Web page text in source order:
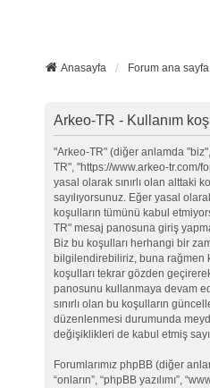
Anasayfa Forum ana sayfa
Arkeo-TR - Kullanım
"Arkeo-TR" (diğer anlamda
TR", "https://www.arkeo-tr.com/
yasal olarak sınırlı olan alttaki
sayılıyorsunuz. Eğer yasal
koşulların tümünü kabul
TR" mesaj panosuna giriş
Biz bu koşulları herhangi bir
bilgilendirebiliriz, buna rağmen
koşulları tekrar gözden
panosunu kullanmaya devam
sınırlı olan bu koşulların
düzenlenmesi durumunda
değişiklikleri de kabul etmiş
Forumlarımız phpBB (diğer
“onların”, “phpBB yazılımı”,